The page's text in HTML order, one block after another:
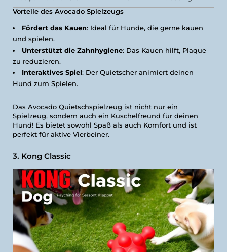
Vorteile des Avocado Spielzeugs
Fördert das Kauen: Ideal für Hunde, die gerne kauen
und spielen.
Unterstützt die Zahnhygiene: Das Kauen hilft, Plaque
zu reduzieren.
Interaktives Spiel: Der Quietscher animiert deinen
Hund zum Spielen.
Das Avocado Quietschspielzeug ist nicht nur ein
Spielzeug, sondern auch ein Kuschelfreund für deinen
Hund! Es bietet sowohl Spaß als auch Komfort und ist
perfekt für aktive Vierbeiner.
3. Kong Classic